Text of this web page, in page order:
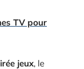
TV pour
jeux, le